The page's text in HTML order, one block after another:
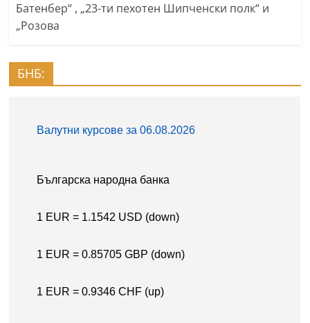
Батенбер“ , „23-ти пехотен Шипченски полк“ и
„Розова
БНБ: